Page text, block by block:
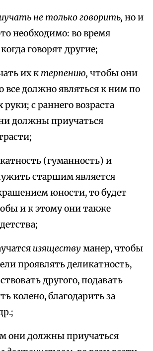
не только говорить, но и
необходимо: во время
говорят другие;
их к терпению, чтобы они
все должно являться к ним по
с раннего возраста
должны приучаться
(гуманность) и
старшим является
юности, то будет
и к этому они также
изяществуманер, чтобы
проявлять деликатность,
другого, подавать
колено, благодарить за
они должны приучаться